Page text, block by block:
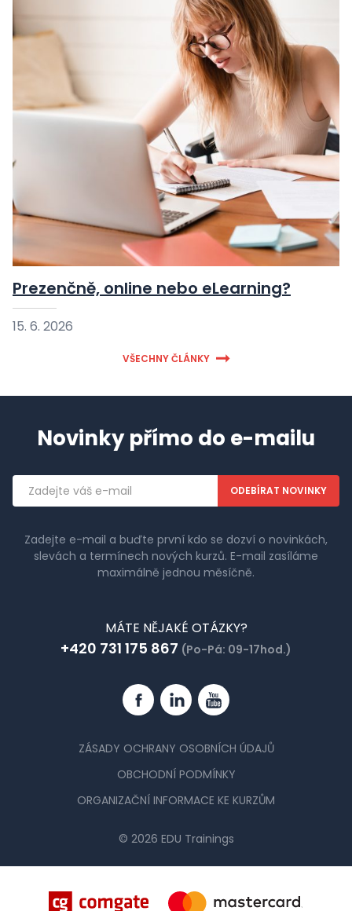
Prezenčně, online nebo eLearning?
15. 6. 2026
VŠECHNY ČLÁNKY
Novinky přímo do e-mailu
Emailová
adresa
Zadejte e-mail a buďte první kdo se dozví o novinkách,
slevách a termínech nových kurzů. E-mail zasíláme
maximálně jednou měsíčně.
MÁTE NĚJAKÉ OTÁZKY?
+420 731 175 867 (Po-Pá: 09-17hod.)
FacebookLinkedinYouTube
ZÁSADY OCHRANY OSOBNÍCH ÚDAJŮ
OBCHODNÍ PODMÍNKY
ORGANIZAČNÍ INFORMACE KE KURZŮM
© 2026 EDU Trainings